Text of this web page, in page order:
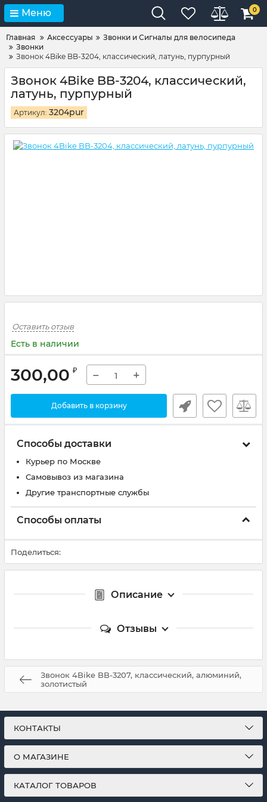
Меню 0
Главная Аксессуары
Звонки и Сигналы для велосипеда
Звонки
Звонок 4Bike BB-3204, классический, латунь, пурпурный
Звонок 4Bike BB-3204, классический,
латунь, пурпурный
Артикул: 3204pur
Оставить отзыв
Есть в наличии
300,00 ₽ − +
Добавить в корзину
Способы доставки
Курьер по Москве
Самовывоз из магазина
Другие транспортные службы
Способы оплаты
Поделиться:
Описание
Отзывы
Звонок 4Bike BB-3207, классический, алюминий,
золотистый
КОНТАКТЫ
О МАГАЗИНЕ
КАТАЛОГ ТОВАРОВ